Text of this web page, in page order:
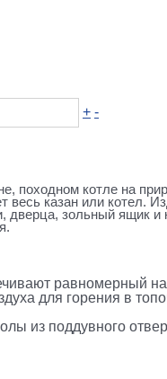
+ -
походном котле на
весь казан или котел.
дверца, зольный ящик и
равномерный
для горения в
из поддувного